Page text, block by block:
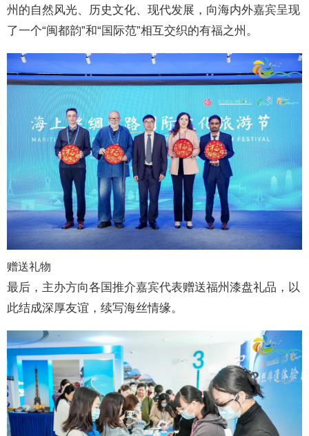
州的自然风光、历史文化、现代发展，向海内外嘉宾呈现
了一个“闽都韵”和“国际范”相互交织的有福之州。
赠送礼物
最后，主办方向各国推介嘉宾代表赠送福州漆盘礼品，以
此结成深厚友谊，续写海丝情缘。